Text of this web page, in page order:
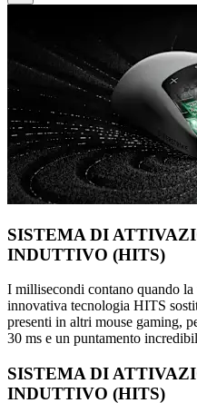
SISTEMA DI
INDUTTIVO (HITS)
I millisecondi contano quando
innovativa tecnologia HITS
presenti in altri mouse gaming,
30 ms e un puntamento
SISTEMA DI
INDUTTIVO (HITS)